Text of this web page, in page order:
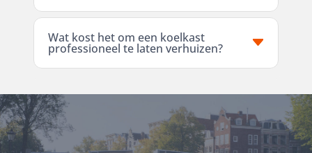
Wat kost het om een koelkast
professioneel te laten verhuizen?